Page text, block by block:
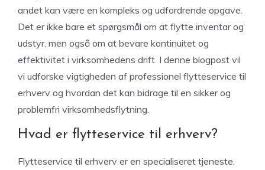
andet kan være en kompleks og udfordrende opgave.
Det er ikke bare et spørgsmål om at flytte inventar og
udstyr, men også om at bevare kontinuitet og
effektivitet i virksomhedens drift. I denne blogpost vil
vi udforske vigtigheden af professionel flytteservice til
erhverv og hvordan det kan bidrage til en sikker og
problemfri virksomhedsflytning.
Hvad er flytteservice til erhverv?
Flytteservice til erhverv er en specialiseret tjeneste,